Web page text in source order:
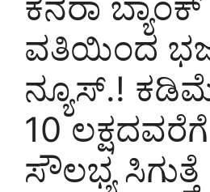
ವತಿಯಿಂದ
ನ್ಯೂಸ್.!
10
ಸೌಲಭ್ಯ ಸಿಗುತ್ತೆ